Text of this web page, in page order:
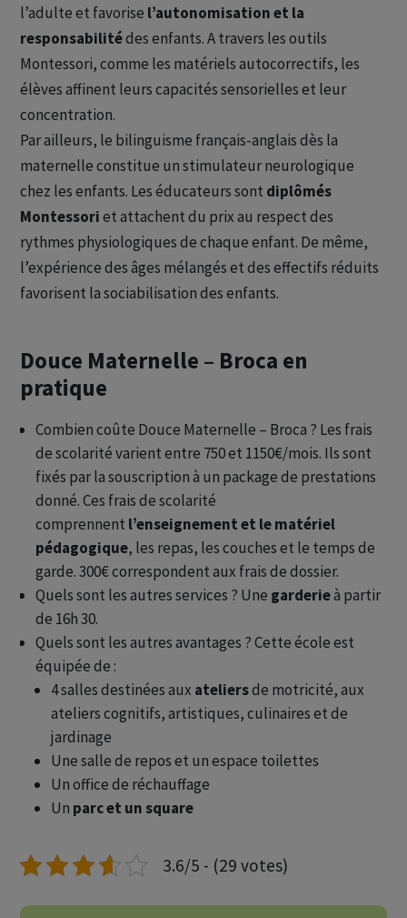
l’adulte et favorise l’autonomisation et la
responsabilitédes enfants. A travers les outils
Montessori, comme les matériels autocorrectifs, les
élèves affinent leurs capacités sensorielles et leur
concentration.
Par ailleurs, le bilinguisme français-anglais dès la
maternelle constitue un stimulateur neurologique
chez les enfants. Les éducateurs sont diplômés
Montessoriet attachent du prix au respect des
rythmes physiologiques de chaque enfant. De même,
l’expérience des âges mélangés et des effectifs réduits
favorisent la sociabilisation des enfants.
Douce Maternelle – Broca en
pratique
Combien coûte Douce Maternelle – Broca ? Les frais
de scolarité varient entre 750 et 1150€/mois. Ils sont
fixés par la souscription à un package de prestations
donné. Ces frais de scolarité
comprennent l’enseignement et le matériel
pédagogique, les repas, les couches et le temps de
garde. 300€ correspondent aux frais de dossier.
Quels sont les autres services ? Une garderieà partir
de 16h 30.
Quels sont les autres avantages ? Cette école est
équipée de :
4 salles destinées aux ateliersde motricité, aux
ateliers cognitifs, artistiques, culinaires et de
jardinage
Une salle de repos et un espace toilettes
Un office de réchauffage
Un parc et un square
3.6/5 - (29 votes)